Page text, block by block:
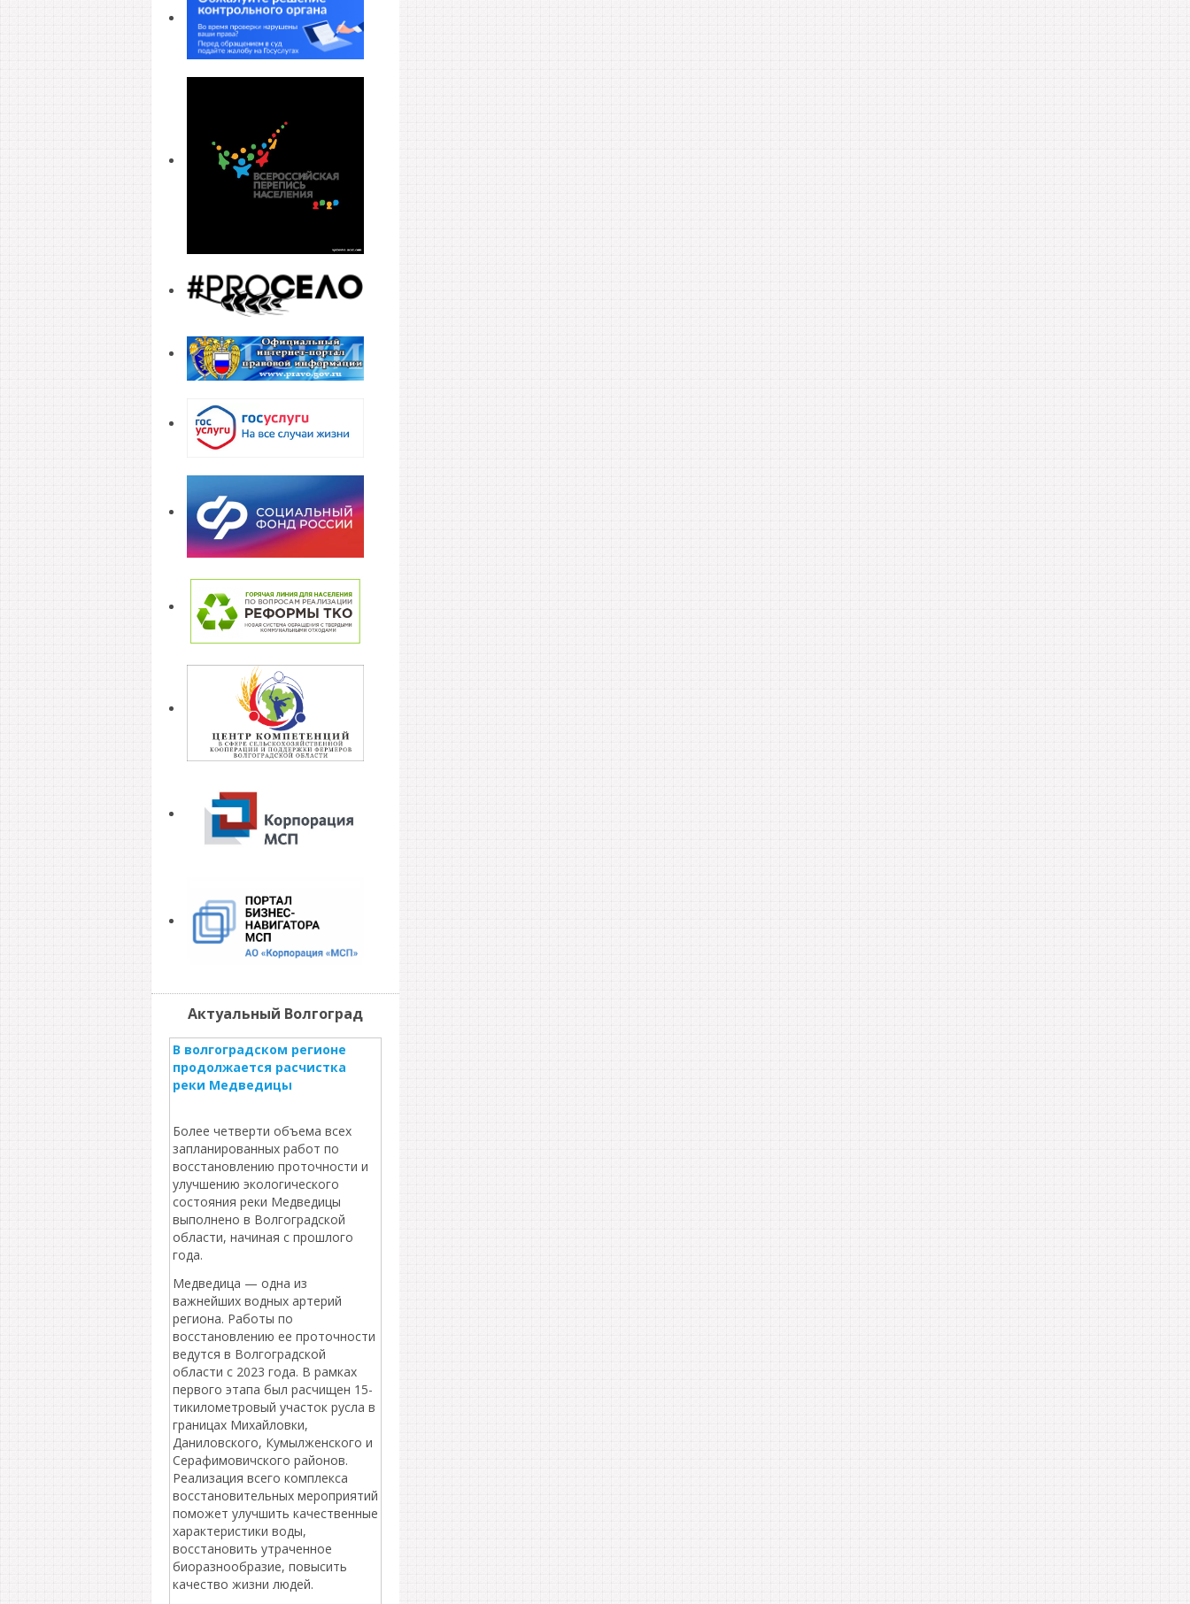
Актуальный Волгоград
В волгоградском регионе
продолжается расчистка
реки Медведицы
Более четверти объема всех
запланированных работ по
восстановлению проточности и
улучшению экологического
состояния реки Медведицы
выполнено в Волгоградской
области, начиная с прошлого
года.
Медведица — одна из
важнейших водных артерий
региона. Работы по
восстановлению ее проточности
ведутся в Волгоградской
области с 2023 года. В рамках
первого этапа был расчищен 15-
тикилометровый участок русла в
границах Михайловки,
Даниловского, Кумылженского и
Серафимовичского районов.
Реализация всего комплекса
восстановительных мероприятий
поможет улучшить качественные
характеристики воды,
восстановить утраченное
биоразнообразие, повысить
качество жизни людей.